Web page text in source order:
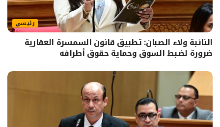
رئيسي
النائبة ولاء الصبان: تطبيق قانون السمسرة العقارية
ضرورة لضبط السوق وحماية حقوق أطرافه